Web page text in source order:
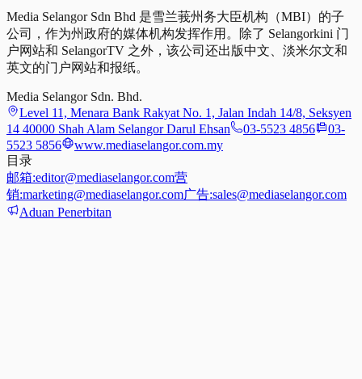
Media Selangor Sdn Bhd 是雪兰莪州务大臣机构（MBI）的子
公司，作为州政府的媒体机构发挥作用。除了 Selangorkini 门
户网站和 SelangorTV 之外，该公司还出版中文、淡米尔文和
英文的门户网站和报纸。
Media Selangor Sdn. Bhd.
Level 11, Menara Bank Rakyat No. 1, Jalan Indah 14/8, Seksyen
14 40000 Shah Alam Selangor Darul Ehsan
03-5523 4856
03-
5523 5856
www.mediaselangor.com.my
目录
邮箱:editor@mediaselangor.com营
销:marketing@mediaselangor.com广告:sales@mediaselangor.com
Aduan Penerbitan